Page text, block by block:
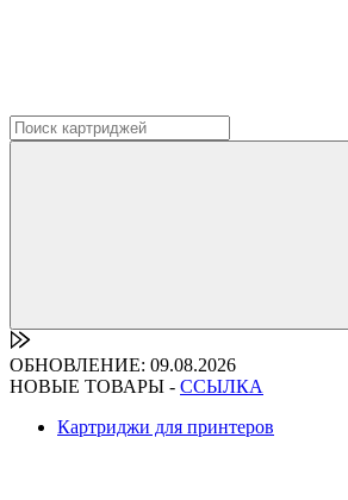
ОБНОВЛЕНИЕ: 09.08.2026
НОВЫЕ ТОВАРЫ - ССЫЛКА
Картриджи для принтеров